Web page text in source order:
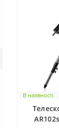
В наявності